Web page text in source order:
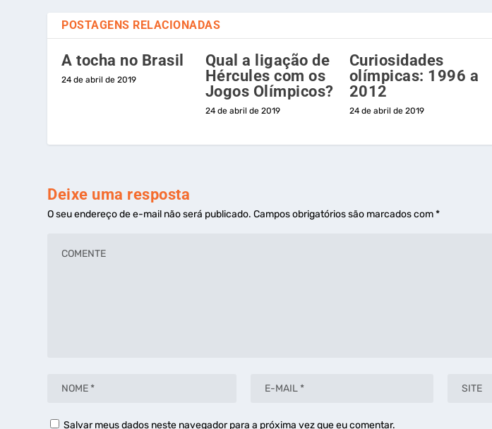
POSTAGENS RELACIONADAS
A tocha no Brasil
24 de abril de 2019
Qual a ligação de
Hércules com os
Jogos Olímpicos?
24 de abril de 2019
Curiosidades
olímpicas: 1996 a
2012
24 de abril de 2019
Deixe uma resposta
O seu endereço de e-mail não será publicado. Campos obrigatórios são marcados com*
Salvar meus dados neste navegador para a próxima vez que eu comentar.